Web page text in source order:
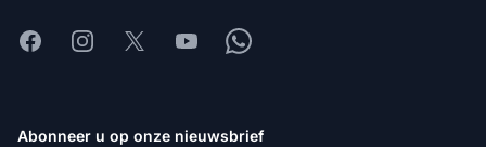
FacebookInstagram
X YoutubeWhatsapp
Abonneer u op onze nieuwsbrief